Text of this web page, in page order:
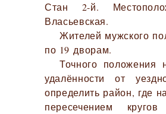
Стан 2-й.
Власьевская.
Жителей мужского
по 19 дворам.
Точного
удалённости от
определить район, где
пересечением